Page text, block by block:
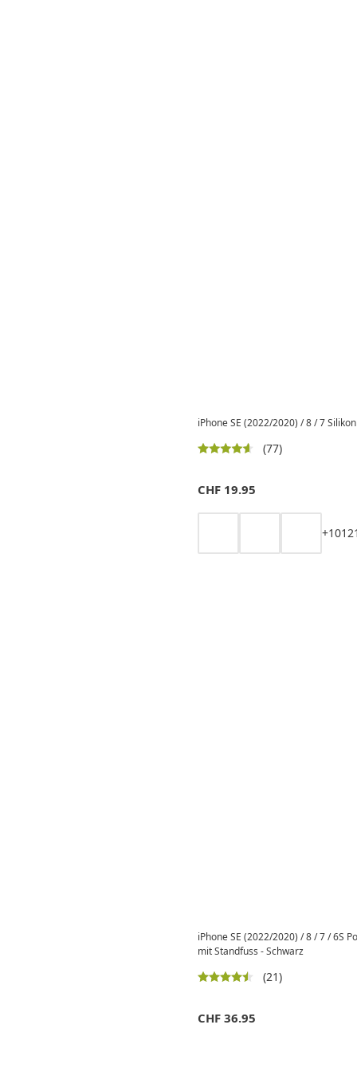
iPhone SE (2022/2020) / 8 / 7
(77)
CHF 19.95
+1012
iPhone SE (2022/2020) / 8 / 7 / 6S
mit Standfuss - Schwarz
(21)
CHF 36.95